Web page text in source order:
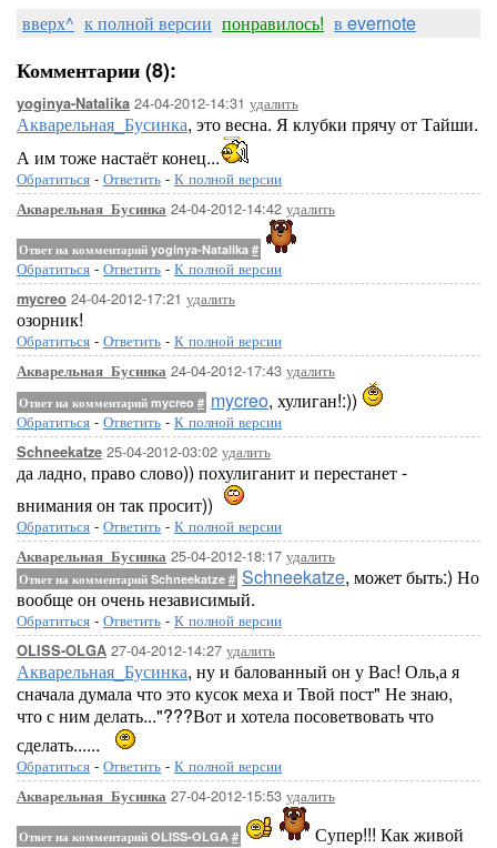
вверх^ к полной версии понравилось! в evernote
Комментарии (8):
yoginya-Natalika 24-04-2012-14:31 удалить
Акварельная_Бусинка, это весна. Я клубки прячу от Тайши.
А им тоже настаёт конец...
Обратиться - Ответить - К полной версии
Акварельная_Бусинка 24-04-2012-14:42 удалить
Ответ на комментарий yoginya-Natalika #
Обратиться - Ответить - К полной версии
mycreo 24-04-2012-17:21 удалить
озорник!
Обратиться - Ответить - К полной версии
Акварельная_Бусинка 24-04-2012-17:43 удалить
Ответ на комментарий mycreo # mycreo, хулиган!:))
Обратиться - Ответить - К полной версии
Schneekatze 25-04-2012-03:02 удалить
да ладно, право слово)) похулиганит и перестанет -
внимания он так просит))
Обратиться - Ответить - К полной версии
Акварельная_Бусинка 25-04-2012-18:17 удалить
Ответ на комментарий Schneekatze # Schneekatze, может быть:) Но
вообще он очень независимый.
Обратиться - Ответить - К полной версии
OLISS-OLGA 27-04-2012-14:27 удалить
Акварельная_Бусинка, ну и балованный он у Вас! Оль,а я
сначала думала что это кусок меха и Твой пост" Не знаю,
что с ним делать..."???Вот и хотела посоветвовать что
сделать......
Обратиться - Ответить - К полной версии
Акварельная_Бусинка 27-04-2012-15:53 удалить
Ответ на комментарий OLISS-OLGA #
Супер!!! Как живой